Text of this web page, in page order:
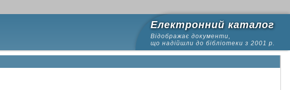
Електронний каталог
Відображає документи,
що надійшли до бібліотеки з 2001 р.